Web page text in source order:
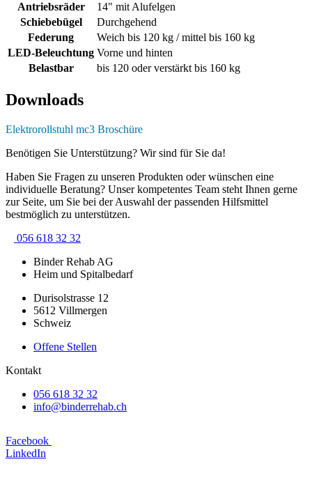
Antriebsräder
14" mit Alufelgen
Schiebebügel
Durchgehend
Federung
Weich bis 120 kg / mittel bis 160 kg
LED-Beleuchtung Vorne und hinten
Belastbar
bis 120 oder verstärkt bis 160 kg
Downloads
Elektrorollstuhl mc3 Broschüre
Benötigen Sie Unterstützung? Wir sind für Sie da!
Haben Sie Fragen zu unseren Produkten oder wünschen eine
individuelle Beratung? Unser kompetentes Team steht Ihnen gerne
zur Seite, um Sie bei der Auswahl der passenden Hilfsmittel
bestmöglich zu unterstützen.
056 618 32 32
Binder Rehab AG
Heim und Spitalbedarf
Durisolstrasse 12
5612 Villmergen
Schweiz
Offene Stellen
Kontakt
056 618 32 32
info@binderrehab.ch
Facebook
LinkedIn